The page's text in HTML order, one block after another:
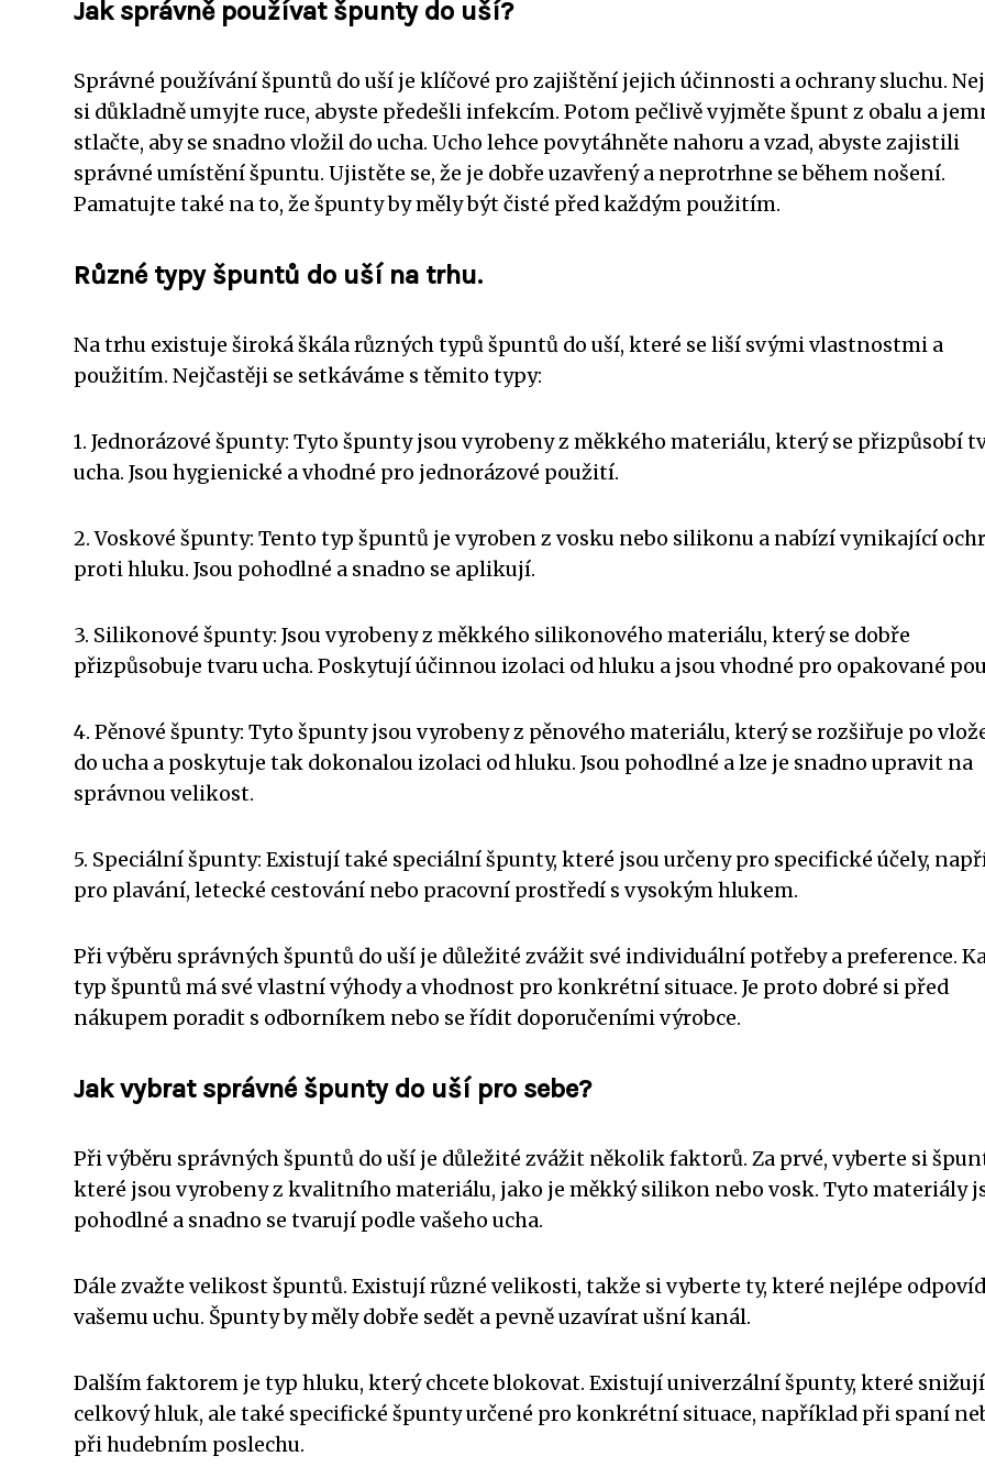
Jak správně používat špunty do uší?
Správné používání špuntů do uší je klíčové pro zajištění jejich účinnosti a ochrany sluchu.
si důkladně umyjte ruce, abyste předešli infekcím. Potom pečlivě vyjměte špunt z obalu a
stlačte, aby se snadno vložil do ucha. Ucho lehce povytáhněte nahoru a vzad, abyste zajistili
správné umístění špuntu. Ujistěte se, že je dobře uzavřený a neprotrhne se během nošení.
Pamatujte také na to, že špunty by měly být čisté před každým použitím.
Různé typy špuntů do uší na trhu.
Na trhu existuje široká škála různých typů špuntů do uší, které se liší svými vlastnostmi a
použitím. Nejčastěji se setkáváme s těmito typy:
1. Jednorázové špunty: Tyto špunty jsou vyrobeny z měkkého materiálu, který se přizpůsobí
ucha. Jsou hygienické a vhodné pro jednorázové použití.
2. Voskové špunty: Tento typ špuntů je vyroben z vosku nebo silikonu a nabízí vynikající
proti hluku. Jsou pohodlné a snadno se aplikují.
3. Silikonové špunty: Jsou vyrobeny z měkkého silikonového materiálu, který se dobře
přizpůsobuje tvaru ucha. Poskytují účinnou izolaci od hluku a jsou vhodné pro opakované
4. Pěnové špunty: Tyto špunty jsou vyrobeny z pěnového materiálu, který se rozšiřuje po
do ucha a poskytuje tak dokonalou izolaci od hluku. Jsou pohodlné a lze je snadno upravit na
správnou velikost.
5. Speciální špunty: Existují také speciální špunty, které jsou určeny pro specifické účely,
pro plavání, letecké cestování nebo pracovní prostředí s vysokým hlukem.
Při výběru správných špuntů do uší je důležité zvážit své individuální potřeby a preference.
typ špuntů má své vlastní výhody a vhodnost pro konkrétní situace. Je proto dobré si před
nákupem poradit s odborníkem nebo se řídit doporučeními výrobce.
Jak vybrat správné špunty do uší pro sebe?
Při výběru správných špuntů do uší je důležité zvážit několik faktorů. Za prvé, vyberte si
které jsou vyrobeny z kvalitního materiálu, jako je měkký silikon nebo vosk. Tyto materiály
pohodlné a snadno se tvarují podle vašeho ucha.
Dále zvažte velikost špuntů. Existují různé velikosti, takže si vyberte ty, které nejlépe
vašemu uchu. Špunty by měly dobře sedět a pevně uzavírat ušní kanál.
Dalším faktorem je typ hluku, který chcete blokovat. Existují univerzální špunty, které snižují
celkový hluk, ale také specifické špunty určené pro konkrétní situace, například při spaní
při hudebním poslechu.